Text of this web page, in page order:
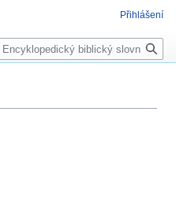
Přihlášení